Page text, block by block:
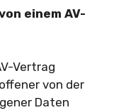
einem AV-
Vertrag
von der
Daten